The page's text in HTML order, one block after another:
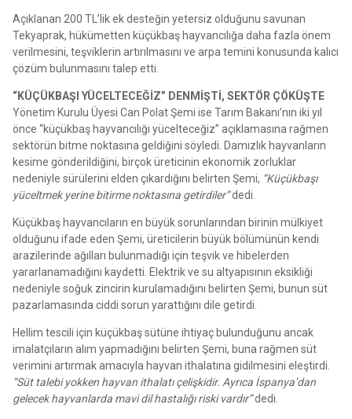
Açıklanan 200 TL’lik ek desteğin yetersiz olduğunu savunan
Tekyaprak, hükümetten küçükbaş hayvancılığa daha fazla önem
verilmesini, teşviklerin artırılmasını ve arpa temini konusunda kalıcı
çözüm bulunmasını talep etti.
“KÜÇÜKBAŞI YÜCELTECEĞİZ” DENMİŞTİ, SEKTÖR ÇÖKÜŞTE
Yönetim Kurulu Üyesi Can Polat Şemi ise Tarım Bakanı’nın iki yıl
önce “küçükbaş hayvancılığı yücelteceğiz” açıklamasına rağmen
sektörün bitme noktasına geldiğini söyledi. Damızlık hayvanların
kesime gönderildiğini, birçok üreticinin ekonomik zorluklar
nedeniyle sürülerini elden çıkardığını belirten Şemi, “Küçükbaşı
yüceltmek yerine bitirme noktasına getirdiler”dedi.
Küçükbaş hayvancıların en büyük sorunlarından birinin mülkiyet
olduğunu ifade eden Şemi, üreticilerin büyük bölümünün kendi
arazilerinde ağılları bulunmadığı için teşvik ve hibelerden
yararlanamadığını kaydetti. Elektrik ve su altyapısının eksikliği
nedeniyle soğuk zincirin kurulamadığını belirten Şemi, bunun süt
pazarlamasında ciddi sorun yarattığını dile getirdi.
Hellim tescili için küçükbaş sütüne ihtiyaç bulunduğunu ancak
imalatçıların alım yapmadığını belirten Şemi, buna rağmen süt
verimini artırmak amacıyla hayvan ithalatına gidilmesini eleştirdi.
“Süt talebi yokken hayvan ithalatı çelişkidir. Ayrıca İspanya’dan
gelecek hayvanlarda mavi dil hastalığı riski vardır”dedi.